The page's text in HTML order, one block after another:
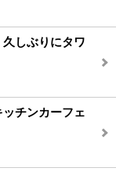
しぶりにタワ
チンカーフェ